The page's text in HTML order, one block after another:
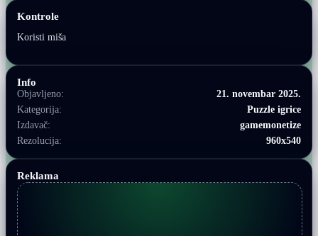
Kontrole
Koristi miša
Info
Objavljeno:
21. novembar 2025.
Kategorija:
Puzzle igrice
Izdavač:
gamemonetize
Rezolucija:
960x540
Reklama